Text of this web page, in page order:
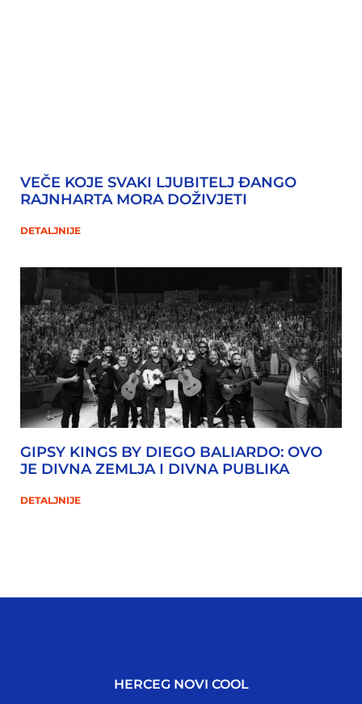
VEČE KOJE SVAKI LJUBITELJ ĐANGO
RAJNHARTA MORA DOŽIVJETI
DETALJNIJE
GIPSY KINGS BY DIEGO BALIARDO: OVO
JE DIVNA ZEMLJA I DIVNA PUBLIKA
DETALJNIJE
HERCEG NOVI COOL